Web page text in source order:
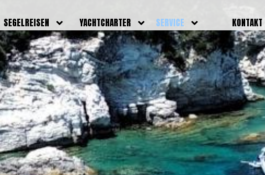
SEGELREISEN
AKTUELLE REISEN
BILDER REISEN
SKIPPER
FAQ
YACHTCHARTER
EIGENE YACHTEN
BELEGUNGSPLAN EIGENE
YACHTEN
WELTWEITE
YACHTCHARTER
REVIERINFOS
FAQ
SERVICE
LEISTUNGEN
TEAM
VIDEOS
NEWSLETTER
BLOG
ERFOLGSMELDUNGEN
KONTAKT